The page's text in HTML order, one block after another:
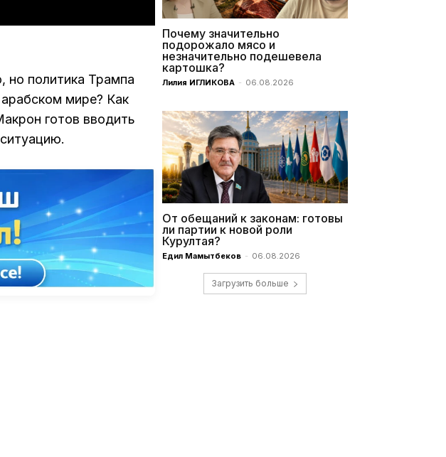
политика Трампа
мире? Как
готов вводить
Почему значительно
подорожало мясо и
незначительно подешевела
картошка?
Лилия ИГЛИКОВА - 06.08.2026
От обещаний к законам: готовы
ли партии к новой роли
Курултая?
Едил Мамытбеков - 06.08.2026
Загрузить больше